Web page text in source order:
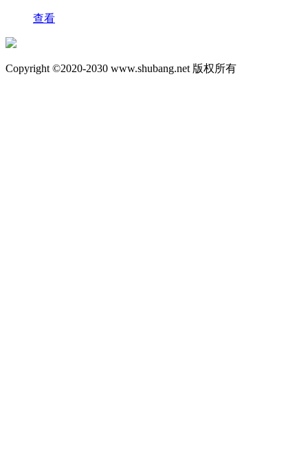
查看
Copyright ©2020-2030 www.shubang.net 版权所有